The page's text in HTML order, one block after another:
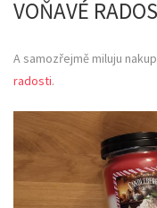
VOŇAVÉ
A samozřejmě miluju
radosti.